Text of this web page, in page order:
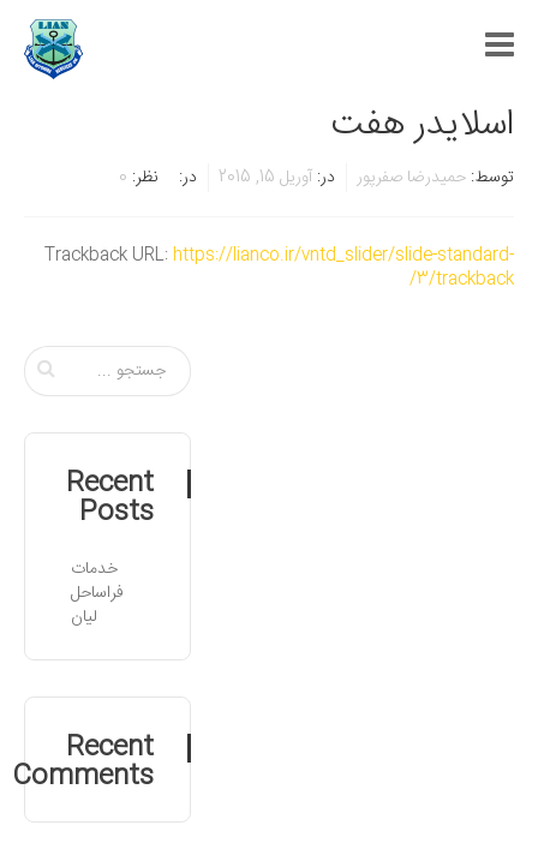
اسلایدر هفت
توسط: حمیدرضا صفرپور در: آوریل 15, 2015 در: نظر: 0
Trackback URL: https://lianco.ir/vntd_slider/slide-standard-
3/trackback/
Recent
Posts
خدمات
فراساحل
لیان
Recent
Comments